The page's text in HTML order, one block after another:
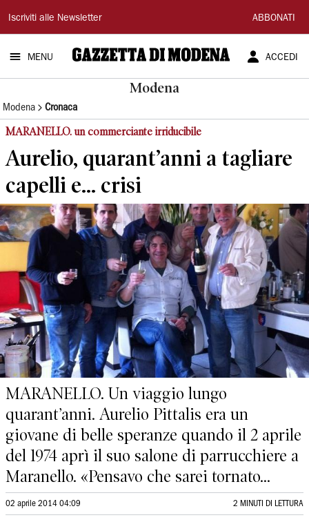
Gazzetta
di
Modena
Iscriviti alle Newsletter ABBONATI
MENU ACCEDI
Modena
Modena Cronaca
MARANELLO. un commerciante irriducibile
Aurelio, quarant’anni a tagliare
capelli e... crisi
MARANELLO. Un viaggio lungo
quarant’anni. Aurelio Pittalis era un
giovane di belle speranze quando il 2 aprile
del 1974 aprì il suo salone di parrucchiere a
Maranello. «Pensavo che sarei tornato...
02 aprile 2014 04:09 2 MINUTI DI LETTURA